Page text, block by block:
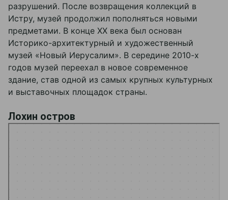
разрушений. После возвращения коллекций в
Истру, музей продолжил пополняться новыми
предметами. В конце XX века был основан
Историко-архитектурный и художественный
музей «Новый Иерусалим». В середине 2010-х
годов музей переехал в новое современное
здание, став одной из самых крупных культурных
и выставочных площадок страны.
Лохин остров
Яндекс Карты